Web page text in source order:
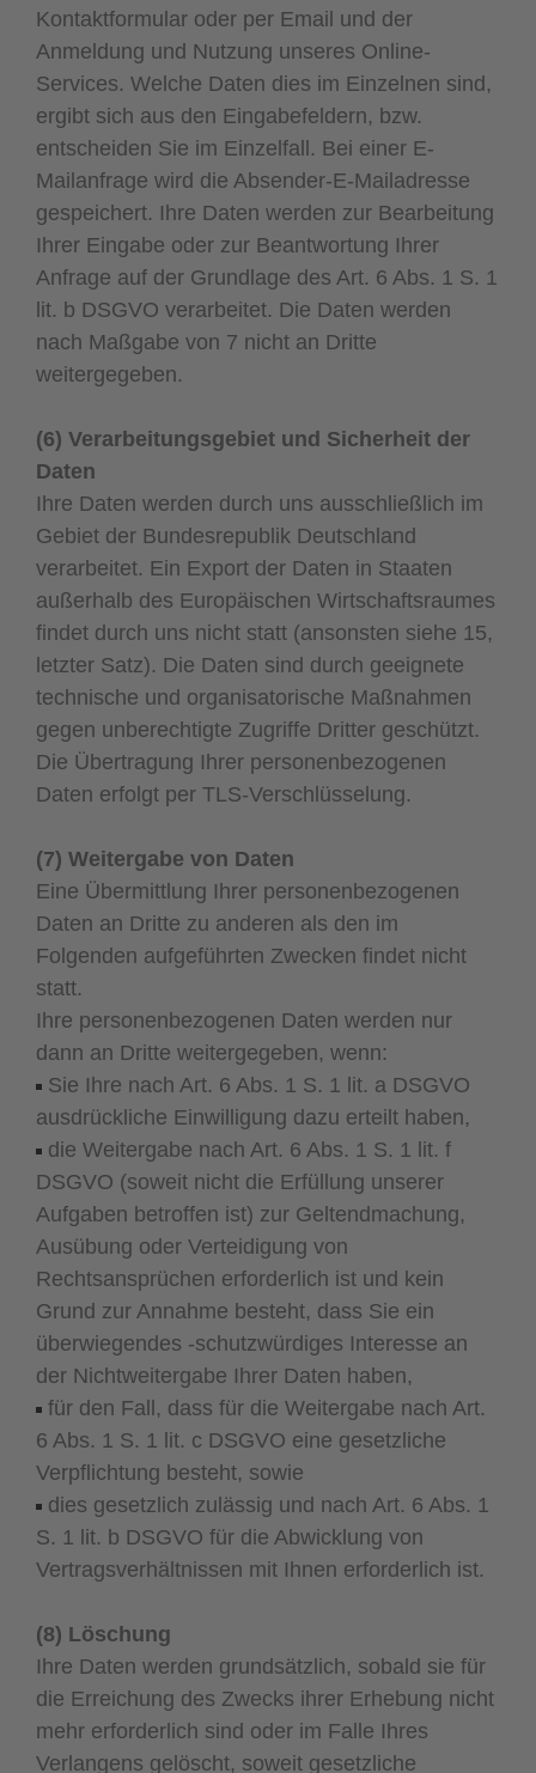
Kontaktformular oder per Email und der
Anmeldung und Nutzung unseres Online-
Services. Welche Daten dies im Einzelnen sind,
ergibt sich aus den Eingabefeldern, bzw.
entscheiden Sie im Einzelfall. Bei einer E-
Mailanfrage wird die Absender-E-Mailadresse
gespeichert. Ihre Daten werden zur Bearbeitung
Ihrer Eingabe oder zur Beantwortung Ihrer
Anfrage auf der Grundlage des Art. 6 Abs. 1 S. 1
lit. b DSGVO verarbeitet. Die Daten werden
nach Maßgabe von 7 nicht an Dritte
weitergegeben.
(6) Verarbeitungsgebiet und Sicherheit der
Daten
Ihre Daten werden durch uns ausschließlich im
Gebiet der Bundesrepublik Deutschland
verarbeitet. Ein Export der Daten in Staaten
außerhalb des Europäischen Wirtschaftsraumes
findet durch uns nicht statt (ansonsten siehe 15,
letzter Satz). Die Daten sind durch geeignete
technische und organisatorische Maßnahmen
gegen unberechtigte Zugriffe Dritter geschützt.
Die Übertragung Ihrer personenbezogenen
Daten erfolgt per TLS-Verschlüsselung.
(7) Weitergabe von Daten
Eine Übermittlung Ihrer personenbezogenen
Daten an Dritte zu anderen als den im
Folgenden aufgeführten Zwecken findet nicht
statt.
Ihre personenbezogenen Daten werden nur
dann an Dritte weitergegeben, wenn:
Sie Ihre nach Art. 6 Abs. 1 S. 1 lit. a DSGVO
ausdrückliche Einwilligung dazu erteilt haben,
die Weitergabe nach Art. 6 Abs. 1 S. 1 lit. f
DSGVO (soweit nicht die Erfüllung unserer
Aufgaben betroffen ist) zur Geltendmachung,
Ausübung oder Verteidigung von
Rechtsansprüchen erforderlich ist und kein
Grund zur Annahme besteht, dass Sie ein
überwiegendes -schutzwürdiges Interesse an
der Nichtweitergabe Ihrer Daten haben,
für den Fall, dass für die Weitergabe nach Art.
6 Abs. 1 S. 1 lit. c DSGVO eine gesetzliche
Verpflichtung besteht, sowie
dies gesetzlich zulässig und nach Art. 6 Abs. 1
S. 1 lit. b DSGVO für die Abwicklung von
Vertragsverhältnissen mit Ihnen erforderlich ist.
(8) Löschung
Ihre Daten werden grundsätzlich, sobald sie für
die Erreichung des Zwecks ihrer Erhebung nicht
mehr erforderlich sind oder im Falle Ihres
Verlangens gelöscht, soweit gesetzliche